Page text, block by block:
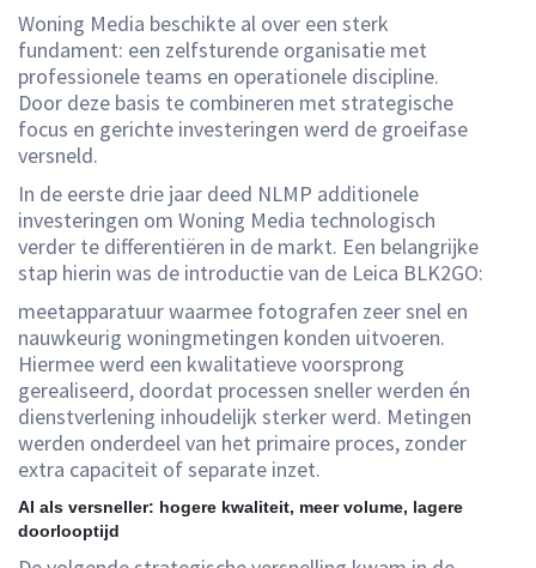
Woning Media beschikte al over een sterk
fundament: een zelfsturende organisatie met
professionele teams en operationele discipline.
Door deze basis te combineren met strategische
focus en gerichte investeringen werd de groeifase
versneld.
In de eerste drie jaar deed NLMP additionele
investeringen om Woning Media technologisch
verder te differentiëren in de markt. Een belangrijke
stap hierin was de introductie van de Leica BLK2GO:
meetapparatuur waarmee fotografen zeer snel en
nauwkeurig woningmetingen konden uitvoeren.
Hiermee werd een kwalitatieve voorsprong
gerealiseerd, doordat processen sneller werden én
dienstverlening inhoudelijk sterker werd. Metingen
werden onderdeel van het primaire proces, zonder
extra capaciteit of separate inzet.
AI als versneller: hogere kwaliteit, meer volume, lagere
doorlooptijd